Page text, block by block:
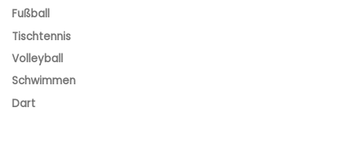
Fußball
Tischtennis
Volleyball
Schwimmen
Dart